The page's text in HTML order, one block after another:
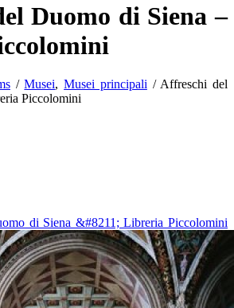
Duomo di Siena –
/ Musei,Musei principali / Affreschi del
Piccolomini
di Siena &#8211; Libreria Piccolomini